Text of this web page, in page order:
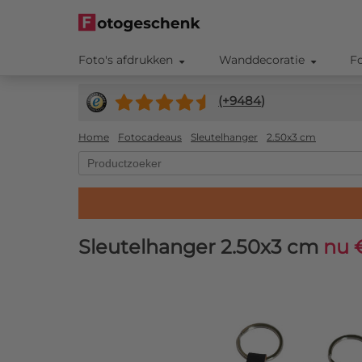
Foto's afdrukken Wanddecoratie
(+9484)
Home Fotocadeaus Sleutelhanger 2.50x3 cm
Sleutelhanger 2.50x3 cm nu